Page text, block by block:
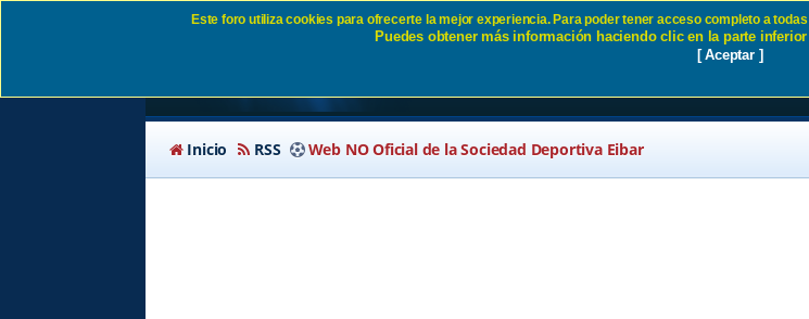
Enviar email de activación SD Eibar
Inicio RSS Web NO Oficial de la Sociedad Deportiva Eibar
Este foro utiliza cookies para ofrecerte la mejor experiencia. Para poder tener acceso completo a
Puedes obtener más información haciendo clic en la parte
[ Aceptar ]